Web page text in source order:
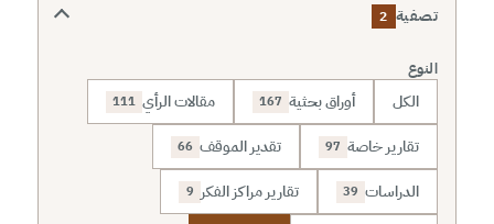
تصفية 2
النوع
الكل أوراق بحثية 167 مقالات الرأي 111
تقارير خاصة 97 تقدير الموقف 66
الدراسات 39 تقارير مراكز الفكر 9